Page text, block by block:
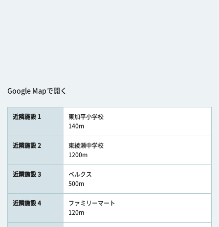
Google Mapで開く
近隣施設 1
東加平小学校
140m
近隣施設 2
東綾瀬中学校
1200m
近隣施設 3
ベルクス
500m
近隣施設 4
ファミリーマート
120m